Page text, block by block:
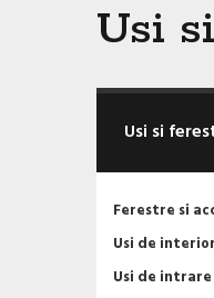
Usi
Usi si
Ferestre si
Usi de interior
Usi de intrare